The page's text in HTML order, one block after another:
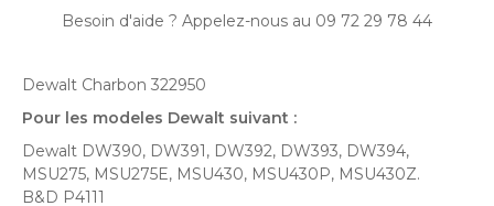
Besoin d'aide ? Appelez-nous au 09 72 29 78 44
Dewalt Charbon 322950
Pour les modeles Dewalt suivant :
Dewalt DW390, DW391, DW392, DW393, DW394,
MSU275, MSU275E, MSU430, MSU430P, MSU430Z.
B&D P4111